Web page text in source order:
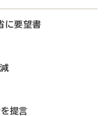
に要望書
提言